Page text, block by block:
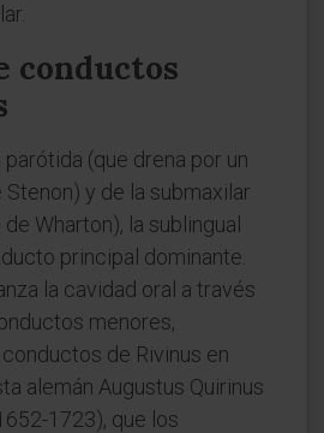
conductos
(que drena por un
y de la submaxilar
Wharton), la sublingual
principal dominante.
la cavidad oral a través
menores,
de Rivinus en
alemán Augustus Quirinus
1723), que los